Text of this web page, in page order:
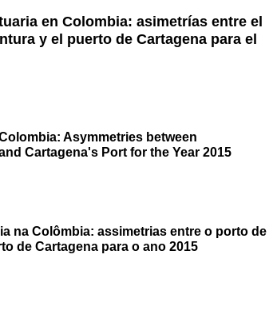
en Colombia: asimetrías entre el
y el puerto de Cartagena para el
Asymmetries between
Cartagena's Port for the Year 2015
na Colômbia: assimetrias entre o porto de
de Cartagena para o ano 2015